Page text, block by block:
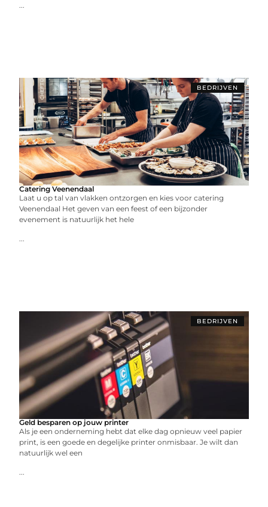
...
BEDRIJVEN
Catering Veenendaal
Laat u op tal van vlakken ontzorgen en kies voor catering
Veenendaal Het geven van een feest of een bijzonder
evenement is natuurlijk het hele
...
BEDRIJVEN
Geld besparen op jouw printer
Als je een onderneming hebt dat elke dag opnieuw veel papier
print, is een goede en degelijke printer onmisbaar. Je wilt dan
natuurlijk wel een
...